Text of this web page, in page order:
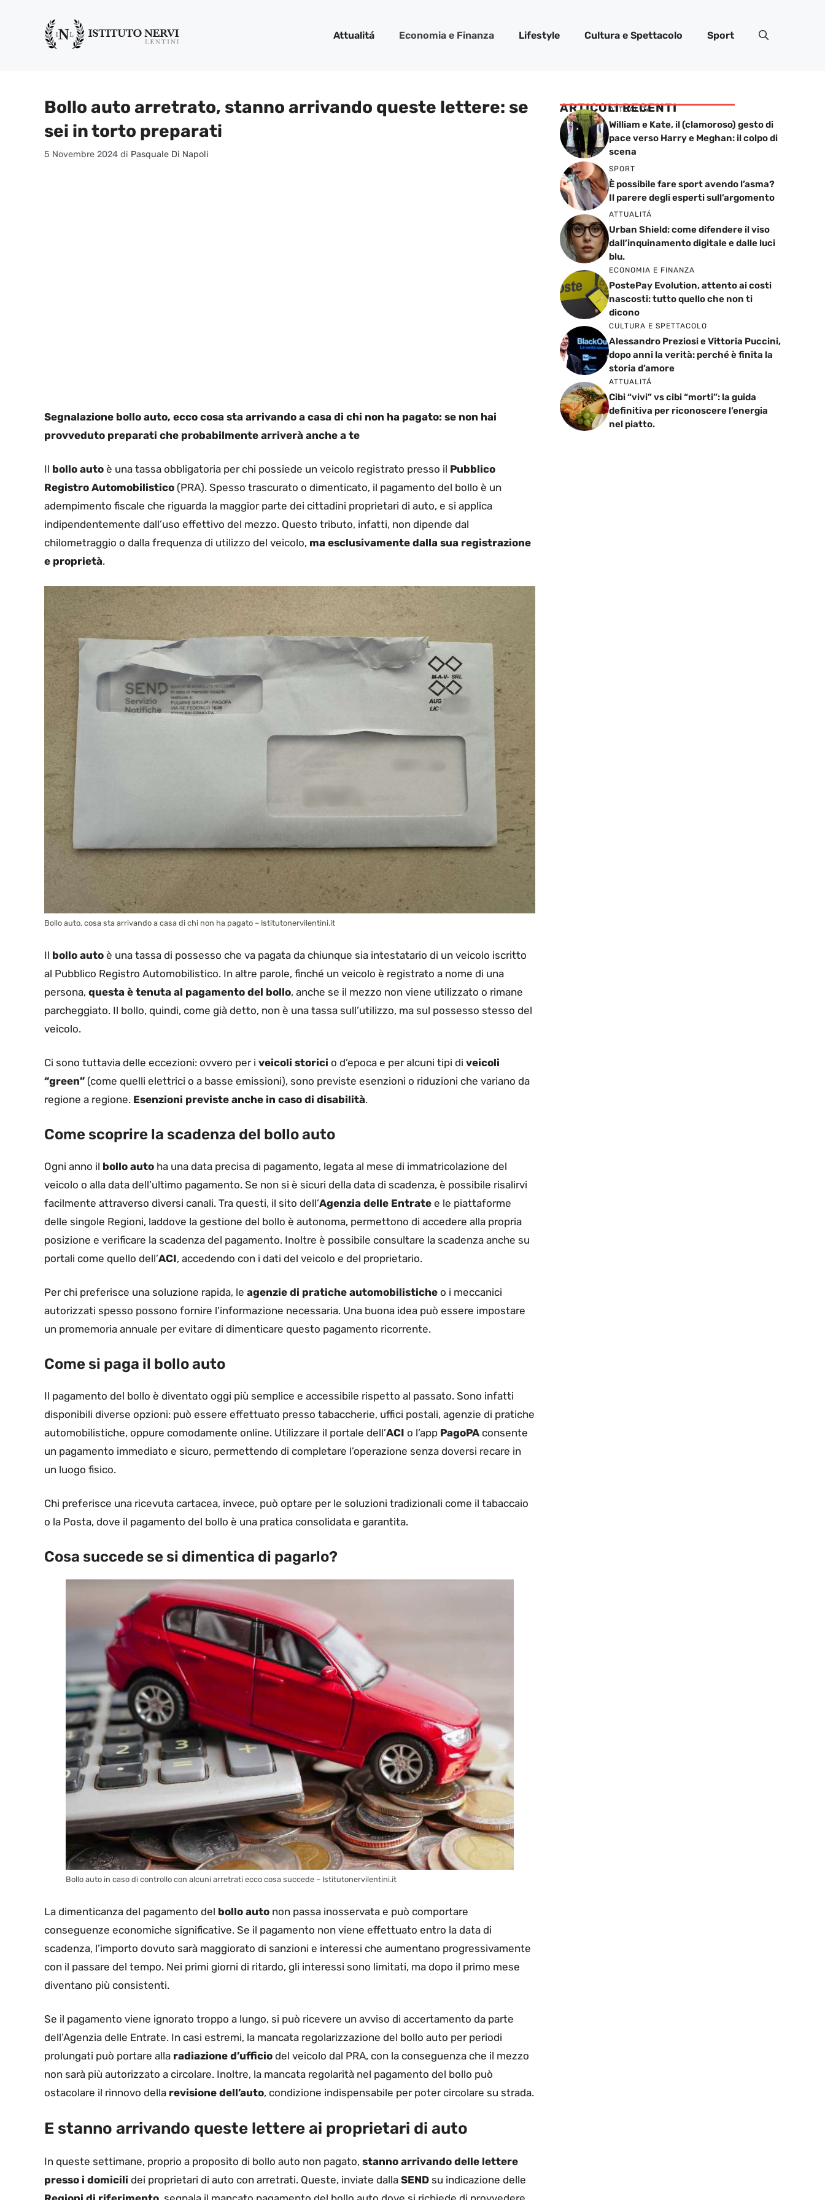
contenuto
Attualitá Economia e Finanza Lifestyle Cultura e Spettacolo Sport
Bollo auto arretrato, stanno arrivando queste lettere: se
sei in torto preparati
5 Novembre 2024 di Pasquale Di Napoli
Segnalazione bollo auto, ecco cosa sta arrivando a casa di chi non ha pagato: se non hai
provveduto preparati che probabilmente arriverà anche a te
Il bollo auto è una tassa obbligatoria per chi possiede un veicolo registrato presso il Pubblico
Registro Automobilistico (PRA). Spesso trascurato o dimenticato, il pagamento del bollo è un
adempimento fiscale che riguarda la maggior parte dei cittadini proprietari di auto, e si applica
indipendentemente dall’uso effettivo del mezzo. Questo tributo, infatti, non dipende dal
chilometraggio o dalla frequenza di utilizzo del veicolo, ma esclusivamente dalla sua registrazione
e proprietà.
Bollo auto, cosa sta arrivando a casa di chi non ha pagato – Istitutonervilentini.it
Il bollo auto è una tassa di possesso che va pagata da chiunque sia intestatario di un veicolo iscritto
al Pubblico Registro Automobilistico. In altre parole, finché un veicolo è registrato a nome di una
persona, questa è tenuta al pagamento del bollo, anche se il mezzo non viene utilizzato o rimane
parcheggiato. Il bollo, quindi, come già detto, non è una tassa sull’utilizzo, ma sul possesso stesso del
veicolo.
Ci sono tuttavia delle eccezioni: ovvero per i veicoli storici o d’epoca e per alcuni tipi di veicoli
“green” (come quelli elettrici o a basse emissioni), sono previste esenzioni o riduzioni che variano da
regione a regione. Esenzioni previste anche in caso di disabilità.
Come scoprire la scadenza del bollo auto
Ogni anno il bollo auto ha una data precisa di pagamento, legata al mese di immatricolazione del
veicolo o alla data dell’ultimo pagamento. Se non si è sicuri della data di scadenza, è possibile risalirvi
facilmente attraverso diversi canali. Tra questi, il sito dell’Agenzia delle Entrate e le piattaforme
delle singole Regioni, laddove la gestione del bollo è autonoma, permettono di accedere alla propria
posizione e verificare la scadenza del pagamento. Inoltre è possibile consultare la scadenza anche su
portali come quello dell’ACI, accedendo con i dati del veicolo e del proprietario.
Per chi preferisce una soluzione rapida, le agenzie di pratiche automobilistiche o i meccanici
autorizzati spesso possono fornire l’informazione necessaria. Una buona idea può essere impostare
un promemoria annuale per evitare di dimenticare questo pagamento ricorrente.
Come si paga il bollo auto
Il pagamento del bollo è diventato oggi più semplice e accessibile rispetto al passato. Sono infatti
disponibili diverse opzioni: può essere effettuato presso tabaccherie, uffici postali, agenzie di pratiche
automobilistiche, oppure comodamente online. Utilizzare il portale dell’ACI o l’app PagoPA consente
un pagamento immediato e sicuro, permettendo di completare l’operazione senza doversi recare in
un luogo fisico.
Chi preferisce una ricevuta cartacea, invece, può optare per le soluzioni tradizionali come il tabaccaio
o la Posta, dove il pagamento del bollo è una pratica consolidata e garantita.
Cosa succede se si dimentica di pagarlo?
Bollo auto in caso di controllo con alcuni arretrati ecco cosa succede – Istitutonervilentini.it
La dimenticanza del pagamento del bollo auto non passa inosservata e può comportare
conseguenze economiche significative. Se il pagamento non viene effettuato entro la data di
scadenza, l’importo dovuto sarà maggiorato di sanzioni e interessi che aumentano progressivamente
con il passare del tempo. Nei primi giorni di ritardo, gli interessi sono limitati, ma dopo il primo mese
diventano più consistenti.
Se il pagamento viene ignorato troppo a lungo, si può ricevere un avviso di accertamento da parte
dell’Agenzia delle Entrate. In casi estremi, la mancata regolarizzazione del bollo auto per periodi
prolungati può portare alla radiazione d’ufficio del veicolo dal PRA, con la conseguenza che il mezzo
non sarà più autorizzato a circolare. Inoltre, la mancata regolarità nel pagamento del bollo può
ostacolare il rinnovo della revisione dell’auto, condizione indispensabile per poter circolare su strada.
E stanno arrivando queste lettere ai proprietari di auto
In queste settimane, proprio a proposito di bollo auto non pagato, stanno arrivando delle lettere
presso i domicili dei proprietari di auto con arretrati. Queste, inviate dalla SEND su indicazione delle
ARTICOLI RECENTI
ATTUALITÁ
William e Kate, il (clamoroso) gesto di
pace verso Harry e Meghan: il colpo di
scena
SPORT
È possibile fare sport avendo l’asma?
Il parere degli esperti sull’argomento
ATTUALITÁ
Urban Shield: come difendere il viso
dall’inquinamento digitale e dalle luci
blu.
ECONOMIA E FINANZA
PostePay Evolution, attento ai costi
nascosti: tutto quello che non ti
dicono
CULTURA E SPETTACOLO
Alessandro Preziosi e Vittoria Puccini,
dopo anni la verità: perché è finita la
storia d’amore
ATTUALITÁ
Cibi “vivi” vs cibi “morti”: la guida
definitiva per riconoscere l’energia
nel piatto.